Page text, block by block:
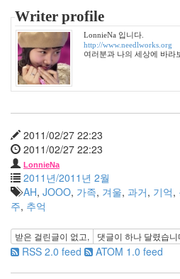
Writer profile
LonnieNa 입니다.
http://www.needlworks.org
여러분과 나의 세상에 바라
2011/02/27 22:23
2011/02/27 22:23
LonnieNa
2011년/2011년 2월
AH, JOOO, 가족, 겨울, 과거, 기억,
주, 추억
받은 걸린글이 없고, 댓글이 하나 달렸습니
RSS 2.0 feed ATOM 1.0 feed
년
11
월
3
2005
년
월
27
2006
년
292
2006
년
1
월
42
2006
년